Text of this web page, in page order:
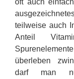
teilweise auch
Anteil
überleben
darf man